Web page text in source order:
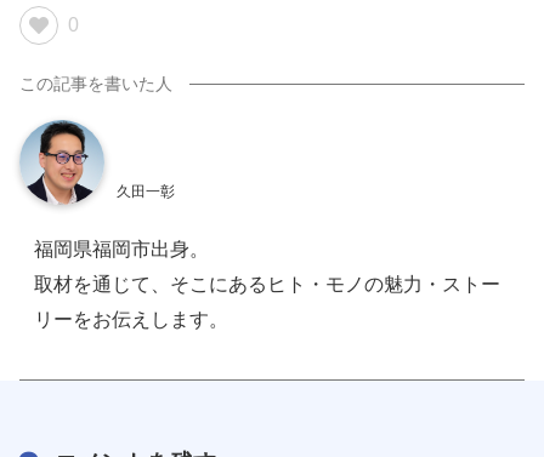
0
久田一彰
福岡県福岡市出身。
取材を通じて、そこにあるヒト・モノの魅力・ストー
リーをお伝えします。